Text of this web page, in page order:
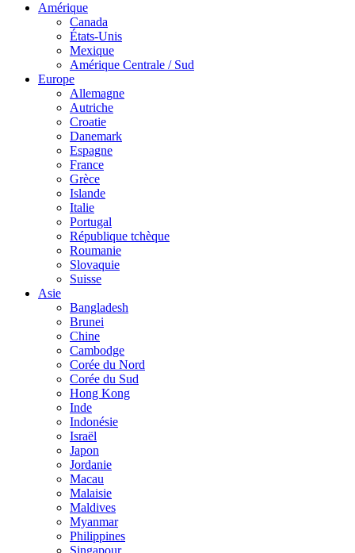
Amérique
Canada
États-Unis
Mexique
Amérique Centrale / Sud
Europe
Allemagne
Autriche
Croatie
Danemark
Espagne
France
Grèce
Islande
Italie
Portugal
République tchèque
Roumanie
Slovaquie
Suisse
Asie
Bangladesh
Brunei
Chine
Cambodge
Corée du Nord
Corée du Sud
Hong Kong
Inde
Indonésie
Israël
Japon
Jordanie
Macau
Malaisie
Maldives
Myanmar
Philippines
Singapour